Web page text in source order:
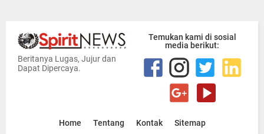
Beritanya Lugas, Jujur dan
Dapat Dipercaya.
Temukan kami di sosial
media berikut:
Home Tentang Kontak Sitemap